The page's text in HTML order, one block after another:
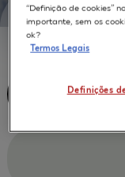
IN VITRO
“Definição de cookies”
importante, sem os
ok?
Termos Legais
Definições